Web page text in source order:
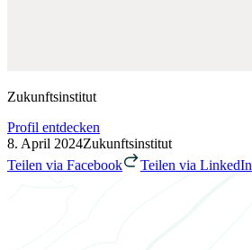
Zukunftsinstitut
Profil entdecken
8. April 2024Zukunftsinstitut
Teilen via Facebook
Teilen via LinkedIn